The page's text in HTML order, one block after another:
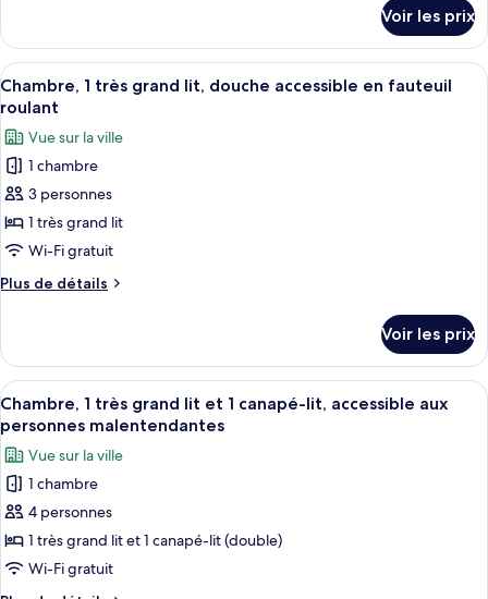
très
grand
lit,
baignoire
accessible
aux
personnes
à
mobilité
réduite
(High
le
type
de
chambre
très
grand
lit,
baignoire
aux
personnes
à
(High
Floor)
Voir les prix
Afficher
toutes
les
photos
pour
ce
type
de
chambre :
Chambre,
très
grand
lit,
douche
accessible
en
fauteuil
roulant
Une chambre d’hôtel avec un lit,
2
Chambre, 1 très grand lit, douche accessible en fauteuil
roulant
Vue sur la ville
1 chambre
3 personnes
1 très grand lit
Wi-Fi gratuit
Plus de détails
Plus
le
type
de
chambre
Chambre,
très
grand
lit,
douche
en
Voir les prix
Afficher
toutes
les
photos
pour
ce
type
de
chambre :
Une chambre d’hôtel moderne
4
Chambre, 1 très grand lit et 1 canapé-lit, accessible aux
personnes malentendantes
Vue sur la ville
1 chambre
4 personnes
1 très grand lit et 1 canapé-lit (double)
Wi-Fi gratuit